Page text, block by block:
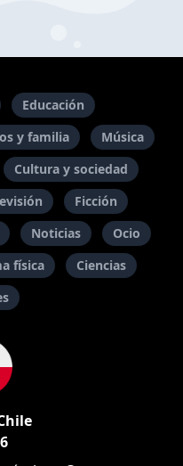
Educación
y familia
Música
Cultura y sociedad
Ficción
Noticias
Ocio
física
Ciencias